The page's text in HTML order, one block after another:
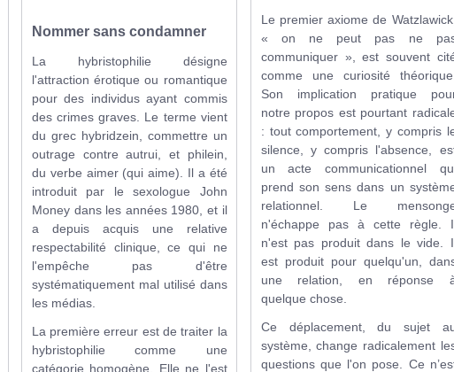
Nommer sans condamner
La hybristophilie désigne
l'attraction érotique ou romantique
pour des individus ayant commis
des crimes graves. Le terme vient
du grec hybridzein, commettre un
outrage contre autrui, et philein,
du verbe aimer (qui aime). Il a été
introduit par le sexologue John
Money dans les années 1980, et il
a depuis acquis une relative
respectabilité clinique, ce qui ne
l'empêche pas d'être
systématiquement mal utilisé dans
les médias.
La première erreur est de traiter la
hybristophilie comme une
catégorie homogène. Elle ne l'est
Le premier axiome de Watzlawick,
« on ne peut pas ne
communiquer », est souvent
comme une curiosité théorique.
Son implication pratique
notre propos est pourtant
: tout comportement, y compris
silence, y compris l'absence,
un acte communicationnel
prend son sens dans un
relationnel. Le
n'échappe pas à cette règle.
n'est pas produit dans le vide.
est produit pour quelqu'un,
une relation, en réponse
quelque chose.
Ce déplacement, du sujet
système, change radicalement
questions que l'on pose. Ce